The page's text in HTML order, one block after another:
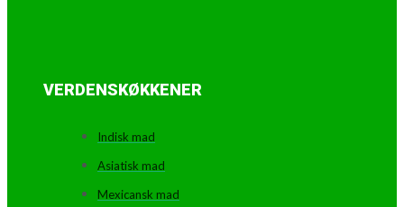
VERDENSKØKKENER
Indisk mad
Asiatisk mad
Mexicansk mad